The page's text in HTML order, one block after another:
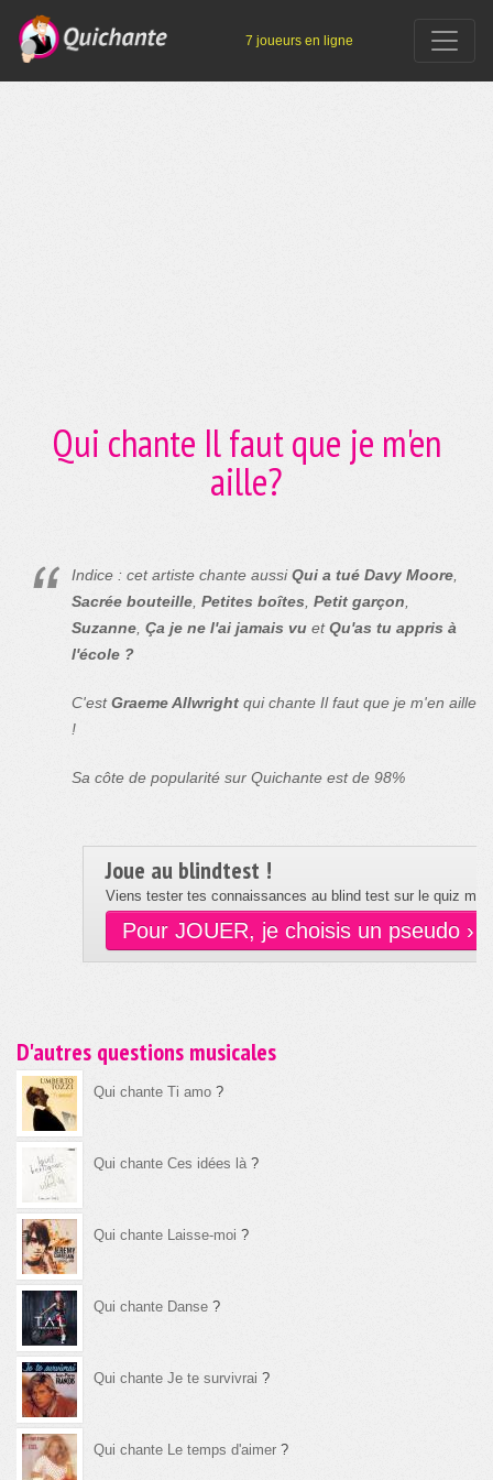
7 joueurs en ligne
Qui chante Il faut que je m'en
aille?
Indice : cet artiste chante aussiQui a tué Davy Moore
Sacrée bouteille Petites boîtes Petit garçon
Suzanne Ça je ne l'ai jamais vu etQu'as tu appris à
l'école ?
C'estGraeme Allwright qui chante Il faut que je m'en aille
!
Sa côte de popularité sur Quichante est de 98%
Joue au blindtest !
Viens tester tes connaissances au blind test sur le quiz
Pour JOUER, je choisis un pseudo ›
D'autres questions musicales
Qui chante Ti amo ?
Qui chante Ces idées là ?
Qui chante Laisse-moi ?
Qui chante Danse ?
Qui chante Je te survivrai ?
Qui chante Le temps d'aimer ?